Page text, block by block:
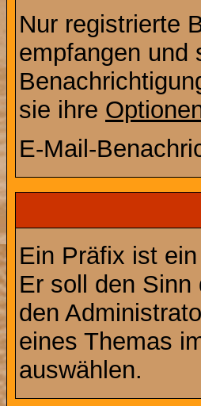
Nur registrierte
empfangen und
sie ihre
E-Mail-
Ein Präfix ist
Er soll den Sinn
den
eines Themas
auswählen.